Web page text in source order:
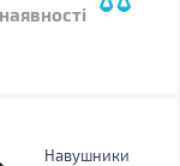
Навушники